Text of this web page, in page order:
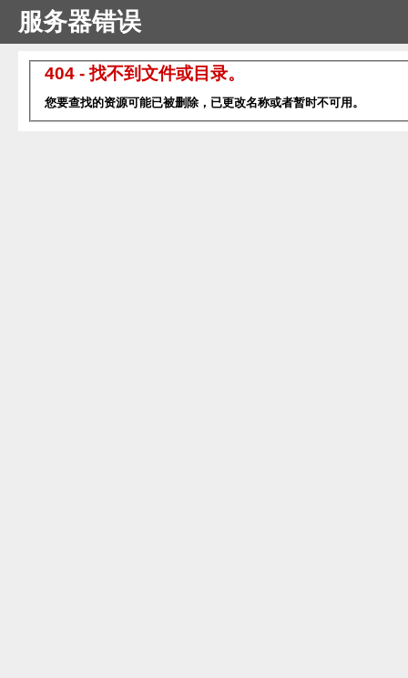
服务器错误
404 - 找不到文件或目录。
您要查找的资源可能已被删除，已更改名称或者暂时不可用。